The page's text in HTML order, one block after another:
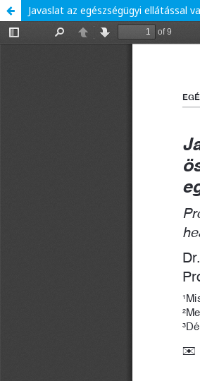
Javaslat az egészségügyi ellátással